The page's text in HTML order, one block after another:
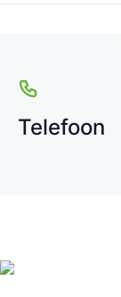
Telefoon